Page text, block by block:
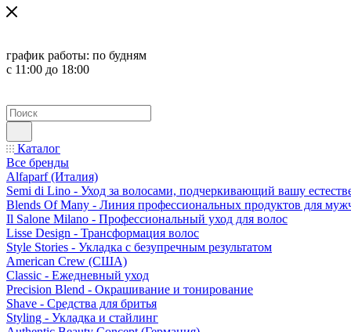
график работы: по будням
с 11:00 до 18:00
Каталог
Все бренды
Alfaparf (Италия)
Semi di Lino - Уход за волосами, подчеркивающий вашу
Blends Of Many - Линия профессиональных продуктов для
Il Salone Milano - Профессиональный уход для волос
Lisse Design - Трансформация волос
Style Stories - Укладка с безупречным результатом
American Crew (США)
Classic - Ежедневный уход
Precision Blend - Окрашивание и тонирование
Shave - Средства для бритья
Styling - Укладка и стайлинг